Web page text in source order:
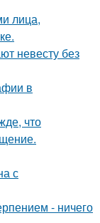
лица,
невесту без
в
что
с
- ничего